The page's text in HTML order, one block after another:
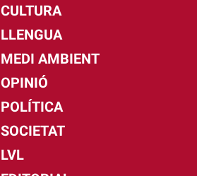
CULTURA
LLENGUA
MEDI AMBIENT
OPINIÓ
POLÍTICA
SOCIETAT
LVL